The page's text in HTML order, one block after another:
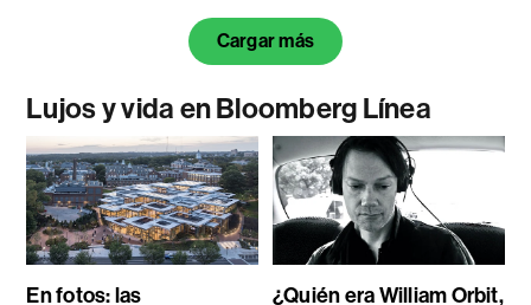
Cargar más
Lujos y vida en Bloomberg Línea
En fotos: las
¿Quién era William Orbit,